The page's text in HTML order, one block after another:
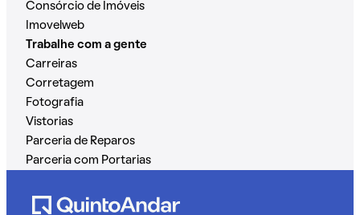
Consórcio de Imóveis
Imovelweb
Trabalhe com a gente
Carreiras
Corretagem
Fotografia
Vistorias
Parceria de Reparos
Parceria com Portarias